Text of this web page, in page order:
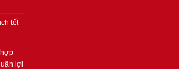
tết
lợi